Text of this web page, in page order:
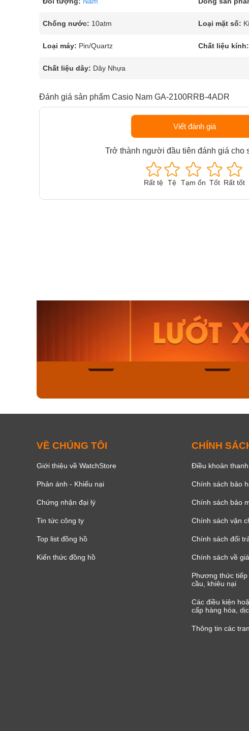
Chống nước: 10atm Loại mặt số:
Loại máy: Pin/Quartz Chất liệu kính:
Chất liệu dây: Dây Nhựa
Đánh giá sản phẩm Casio Nam GA-2100RRB-4ADR
Viết đánh giá
Trở thành người đầu tiên đánh giá cho
Rất tệ Tệ Tạm ổn Tốt Rất tốt
Casio Nam MTS-
115D-1AVDF
2.823.000₫
2.399.550₫
Mua ngay
VỀ CHÚNG TÔI
Giới thiệu về WatchStore
Phản ánh - Khiếu nại
Chứng nhận đại lý
Tin tức công ty
Top list đồng hồ
Kiến thức đồng hồ
CHÍNH
Điều khoản
Chính sách bảo
Chính sách bảo
Chính sách vận
Chính sách đổi
Chính sách về giá
Phương thức
cầu, khiêu nại
Các điều kiện
cấp hàng hóa,
Thông tin các